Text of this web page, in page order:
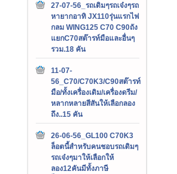
27-07-56_รถเดิมๆรถเจ๋งๆรถ
หายากอาทิ JX110รุ่นแรกไฟ
กลม WING125 C70 C90ถัง
แยกC70สต๊ารท์มือและอื่นๆ
รวม.18 คัน
11-07-
56_C70/C70K3/C90สต๊ารท์
มือ/ทั้งเครื่องเดิม/เครื่องดรีม/
หลากหลายสีสันให้เลือกลอง
ถึง..15 คัน
26-06-56_GL100 C70K3
ล็อตนี้สำหรับคนชอบรถเดิมๆ
รถเจ๋งๆมาให้เลือกให้
ลอง12คันมีทั้งภาษี